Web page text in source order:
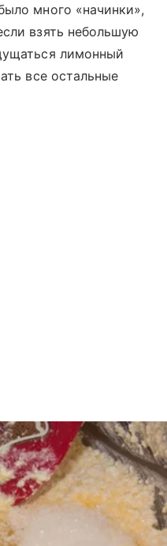
много «начинки»,
взять небольшую
лимонный
все остальные